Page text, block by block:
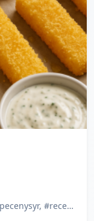
#bezvyprázania, #chrumkaverecepty, #pecenysyr, #receptzrúry, #rychlejedlo, #slanepecivo, #snack, #syr, #syrove Tyčinky, #syrvstruhanke